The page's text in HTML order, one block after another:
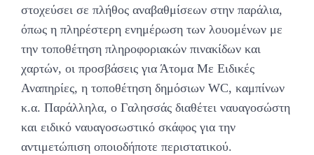
στοχεύσει σε πλήθος αναβαθμίσεων στην παράλια,
όπως η πληρέστερη ενημέρωση των λουομένων με
την τοποθέτηση πληροφοριακών πινακίδων και
χαρτών, οι προσβάσεις για Άτομα Με Ειδικές
Αναπηρίες, η τοποθέτηση δημόσιων WC, καμπίνων
κ.α. Παράλληλα, ο Γαλησσάς διαθέτει ναυαγοσώστη
και ειδικό ναυαγοσωστικό σκάφος για την
αντιμετώπιση οποιοδήποτε περιστατικού.